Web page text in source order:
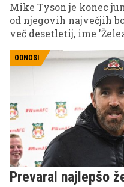
Mike Tyson je konec
od njegovih največjih
več desetletij, ime
strahospoštovanje.
enega najbolj
ODNOSI
Prevaral najlepšo